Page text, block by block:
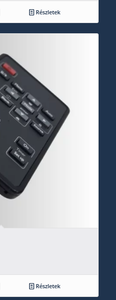
Részletek
Részletek